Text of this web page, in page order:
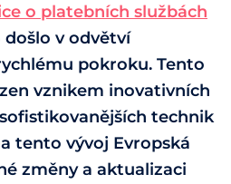
o platebních službách
došlo v odvětví
pokroku. Tento
vznikem inovativních
technik
tento vývoj Evropská
změny a aktualizaci